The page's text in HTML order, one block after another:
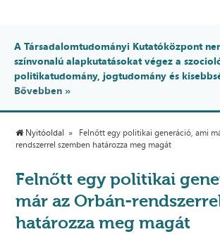
A Társadalomtudományi Kutatóközpont
színvonalú alapkutatásokat végez a
politikatudomány, jogtudomány és
Bővebben »
Nyitóoldal
Felnőtt egy politikai generáció, ami
rendszerrel szemben határozza meg magát
Felnőtt egy politikai
már az Orbán-
határozza meg magát